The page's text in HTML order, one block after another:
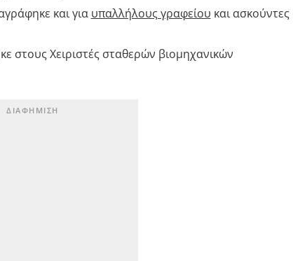
και για υπαλλήλους γραφείου και ασκούντες
στους Χειριστές σταθερών βιομηχανικών